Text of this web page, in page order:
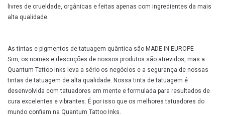
livres de crueldade, orgânicas e feitas apenas com ingredientes da mais
alta qualidade.
As tintas e pigmentos de tatuagem quântica são MADE IN EUROPE
Sim, os nomes e descrições de nossos produtos são atrevidos, mas a
Quantum Tattoo Inks leva a sério os negócios e a segurança de nossas
tintas de tatuagem de alta qualidade. Nossa tinta de tatuagem é
desenvolvida com tatuadores em mente e formulada para resultados de
cura excelentes e vibrantes. É por isso que os melhores tatuadores do
mundo confiam na Quantum Tattoo Inks.